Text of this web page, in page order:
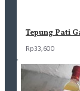
Tepung Pati
Rp33,600